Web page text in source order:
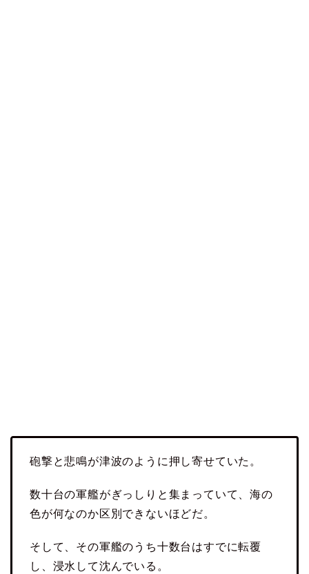
砲撃と悲鳴が津波のように押し寄せていた。
数十台の軍艦がぎっしりと集まっていて、海の
色が何なのか区別できないほどだ。
そして、その軍艦のうち十数台はすでに転覆
し、浸水して沈んでいる。